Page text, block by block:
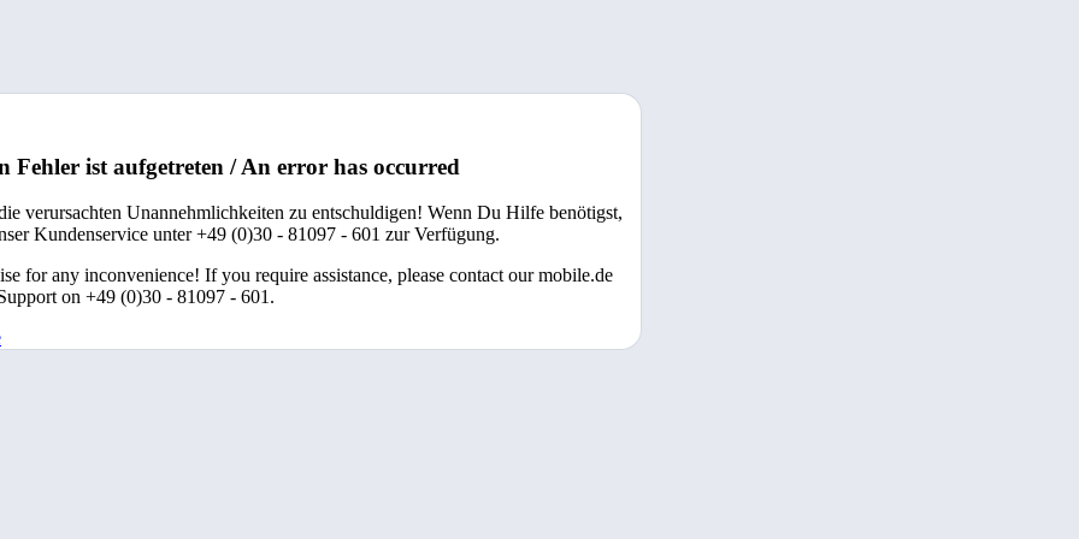
Fehler ist aufgetreten / An error has occurred
verursachten Unannehmlichkeiten zu entschuldigen! Wenn Du Hilfe benötigst,
Kundenservice unter +49 (0)30 - 81097 - 601 zur Verfügung.
for any inconvenience! If you require assistance, please contact our mobile.de
on +49 (0)30 - 81097 - 601.